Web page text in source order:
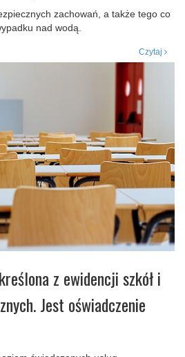
zachowań, a także tego co
nad wodą.
Czytaj
z ewidencji szkół i
Jest oświadczenie